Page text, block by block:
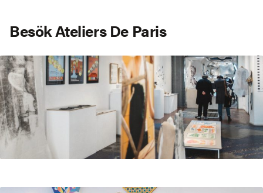
Besök Ateliers De Paris